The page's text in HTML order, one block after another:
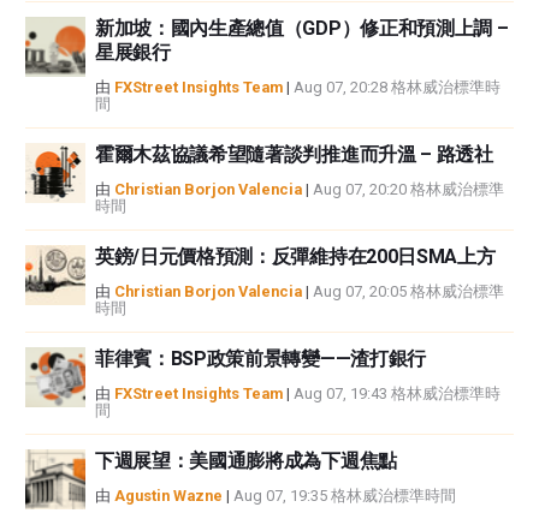
新加坡：國內生產總值（GDP）修正和預測上調 –
星展銀行
由 FXStreet Insights Team | Aug 07, 20:28 格林威治標準時
間
霍爾木茲協議希望隨著談判推進而升溫 – 路透社
由 Christian Borjon Valencia | Aug 07, 20:20 格林威治標準
時間
英鎊/日元價格預測：反彈維持在200日SMA上方
由 Christian Borjon Valencia | Aug 07, 20:05 格林威治標準
時間
菲律賓：BSP政策前景轉變——渣打銀行
由 FXStreet Insights Team | Aug 07, 19:43 格林威治標準時
間
下週展望：美國通膨將成為下週焦點
由 Agustin Wazne | Aug 07, 19:35 格林威治標準時間